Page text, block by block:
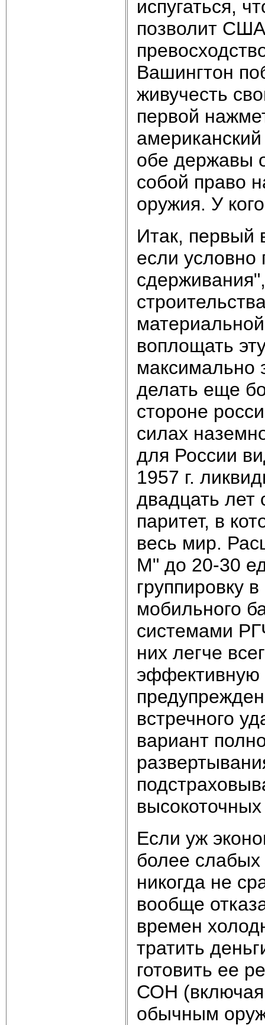
испугаться,
позволит
Вашингтон
живучесть
первой
обе державы
собой право
оружия. У
Итак, первый
если условно
воплощать
максимально
делать еще
стороне
силах
для России
1957 г.
двадцать лет
паритет, в
весь мир.
М" до 20-30
группировку
мобильного
системами
них легче
эффективную
встречного
вариант
Если уж
более
никогда не
вообще
времен
тратить
готовить ее
СОН (включая
обычным